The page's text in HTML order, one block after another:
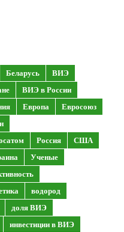
Беларусь
ВИЭ
ВИЭ в России
Европа
Евросоюз
Россия
США
Ученые
водород
доля ВИЭ
инвестиции в ВИЭ